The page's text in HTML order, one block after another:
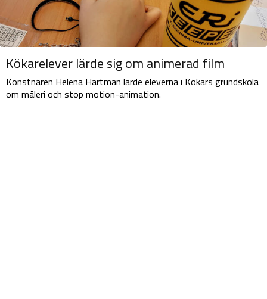
Kökarelever lärde sig om animerad film
Konstnären Helena Hartman lärde eleverna i Kökars grundskola
om måleri och stop motion-animation.